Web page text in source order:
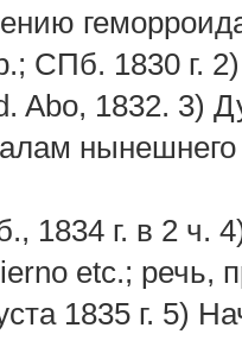
СПб. 1830 г.
Abo, 1832. 3)
1834 г. в 2 ч.
etc.; речь,
1835 г. 5)